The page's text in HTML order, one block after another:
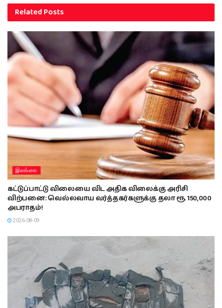
RelatedPosts
இலங்கை
கட்டுப்பாட்டு விலையை விட அதிக விலைக்கு அரிசி
விற்பனை: வெல்லவாய வர்த்தகர்களுக்கு தலா ரூ. 150,000
அபராதம்!
2026-08-09